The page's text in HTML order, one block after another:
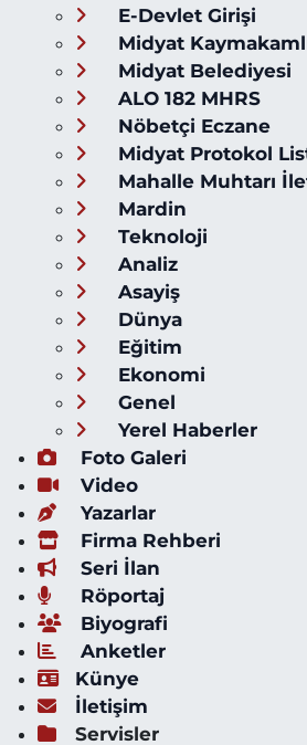
E-Devlet Girişi
Midyat
Midyat Belediyesi
ALO 182 MHRS
Nöbetçi Eczane
Midyat Protokol
Mahalle Muhtarı
Mardin
Teknoloji
Analiz
Asayiş
Dünya
Eğitim
Ekonomi
Genel
Yerel Haberler
Foto Galeri
Video
Yazarlar
Firma Rehberi
Seri İlan
Röportaj
Biyografi
Anketler
Künye
İletişim
Servisler